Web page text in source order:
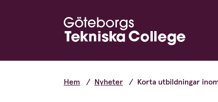
Hem Nyheter Korta utbildningar